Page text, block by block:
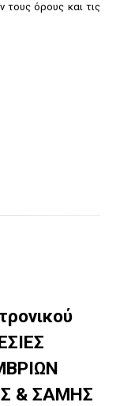
τους όρους και τις
& ΣΑΜΗΣ